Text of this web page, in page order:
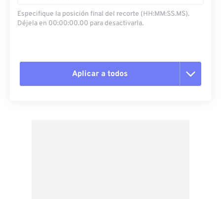
Especifique la posición final del recorte (HH:MM:SS.MS).
Déjela en 00:00:00.00 para desactivarla.
Aplicar a todos